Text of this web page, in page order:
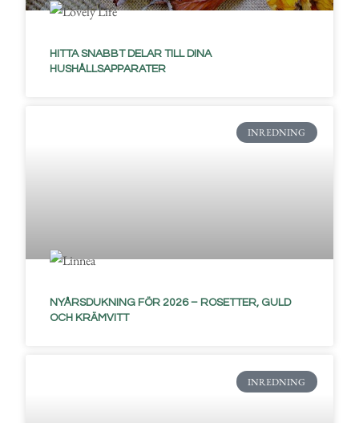
HITTA SNABBT DELAR TILL DINA
HUSHÅLLSAPPARATER
INREDNING
NYÅRSDUKNING FÖR 2026 – ROSETTER, GULD
OCH KRÄMVITT
INREDNING